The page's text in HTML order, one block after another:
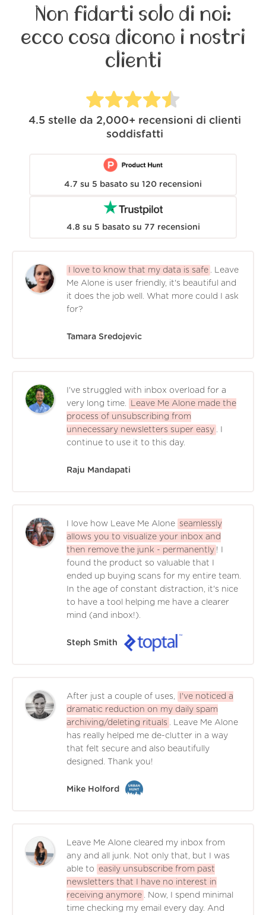
Non fidarti solo di noi:
ecco cosa dicono i nostri
clienti
4.5 stelle da 2,000+ recensioni di clienti
soddisfatti
4.7 su 5 basato su 120 recensioni
4.8 su 5 basato su 77 recensioni
I love to know that my data is safe . Leave
Me Alone is user friendly, it's beautiful and
it does the job well. What more could I ask
for?
Tamara Sredojevic
I've struggled with inbox overload for a
very long time.
Leave Me Alone made the
process of unsubscribing from
unnecessary newsletters super easy . I
continue to use it to this day.
Raju Mandapati
I love how Leave Me Alone seamlessly
allows you to visualize your inbox and
then remove the junk - permanently ! I
found the product so valuable that I
ended up buying scans for my entire team.
In the age of constant distraction, it's nice
to have a tool helping me have a clearer
mind (and inbox!).
Steph Smith
After just a couple of uses,
I've noticed a
dramatic reduction on my daily spam
archiving/deleting rituals . Leave Me Alone
has really helped me de-clutter in a way
that felt secure and also beautifully
designed. Thank you!
Mike Holford
Leave Me Alone cleared my inbox from
any and all junk. Not only that, but I was
able to easily unsubscribe from past
newsletters that I have no interest in
receiving anymore . Now, I spend minimal
time checking my email every day. And